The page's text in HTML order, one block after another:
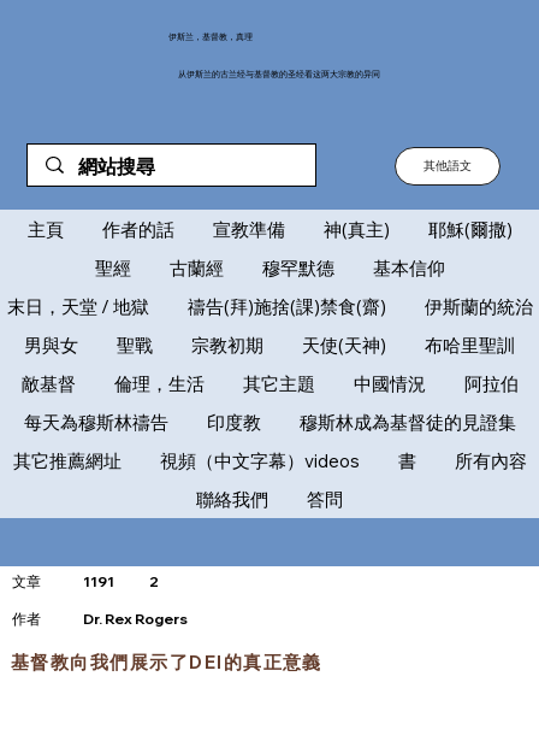
伊斯兰，基督教，真理
从伊斯兰的古兰经与基督教的圣经看这两大宗教的异同
其他語文
主頁 作者的話 宣教準備 神(真主)
耶穌(爾撒)
聖經
古蘭經 穆罕默德
基本信仰
末日，天堂 / 地獄
禱告(拜)施捨(課)禁食(齋)
伊斯蘭的統治
男與女
聖戰 宗教初期 天使(天神)
布哈里聖訓
敵基督
倫理，生活 其它主題 中國情況
阿拉伯
每天為穆斯林禱告
印度教
穆斯林成為基督徒的見證集
其它推薦網址
視頻（中文字幕）videos 書
所有內容
聯絡我們
答問
文章 1191 2
​作者 Dr. Rex Rogers
基督教向我們展示了DEI的真正意義